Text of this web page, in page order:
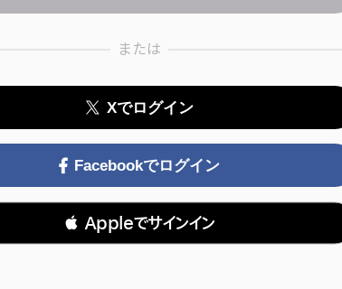
または
Xでログイン
Facebookでログイン
 Appleでサインイン